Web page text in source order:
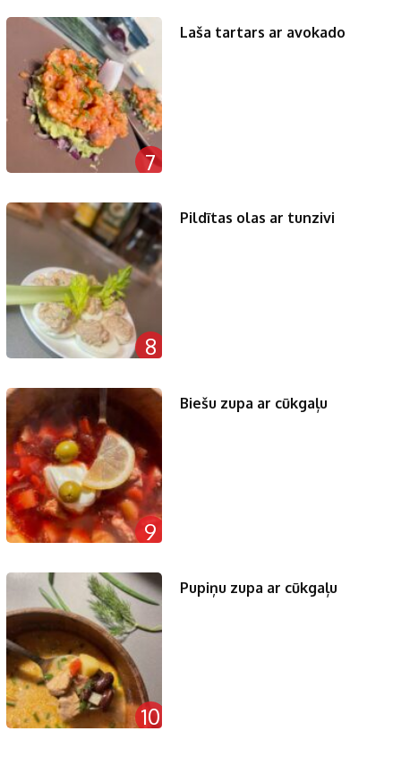
7
Laša tartars ar avokado
8
Pildītas olas ar tunzivi
9
Biešu zupa ar cūkgaļu
10
Pupiņu zupa ar cūkgaļu